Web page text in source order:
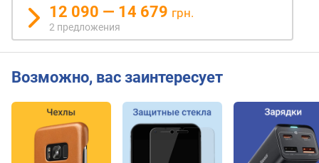
на
л
е
я
(
)
P
I
12 090 — 14 679 грн.
2 предложения
Возможно, вас заинтересует